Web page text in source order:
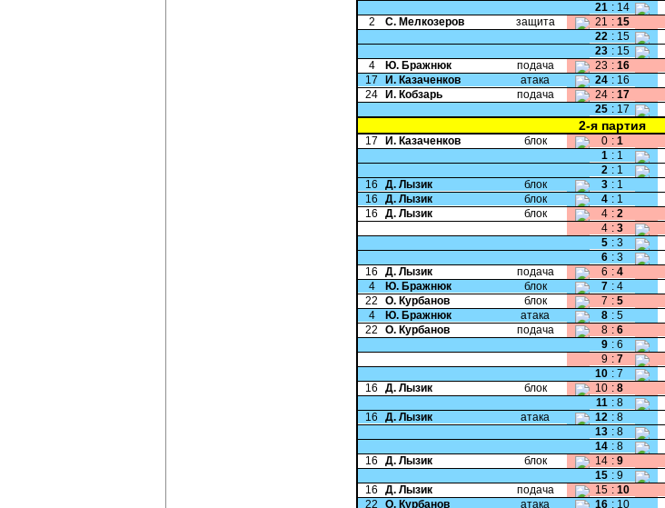
21 : 14
2
С. Мелкозеров защита 21 : 15
22 : 15
23 : 15
4
Ю. Бражнюк подача 23 : 16
17
И. Казаченков атака 24 : 16
24
И. Кобзарь подача 24 : 17
25 : 17
2-я партия
17 И. Казаченков блок 0 : 1
1 : 1
2 : 1
16
Д. Лызик блок 3 : 1
16
Д. Лызик блок 4 : 1
16
Д. Лызик блок 4 : 2
4 : 3
5 : 3
6 : 3
16
Д. Лызик подача 6 : 4
4
Ю. Бражнюк блок 7 : 4
22
О. Курбанов блок 7 : 5
4
Ю. Бражнюк атака 8 : 5
22
О. Курбанов подача 8 : 6
9 : 6
9 : 7
10 : 7
16
Д. Лызик блок 10 : 8
11 : 8
16
Д. Лызик атака 12 : 8
13 : 8
14 : 8
16
Д. Лызик блок 14 : 9
15 : 9
16
Д. Лызик подача 15 : 10
22
О. Курбанов атака 16 : 10